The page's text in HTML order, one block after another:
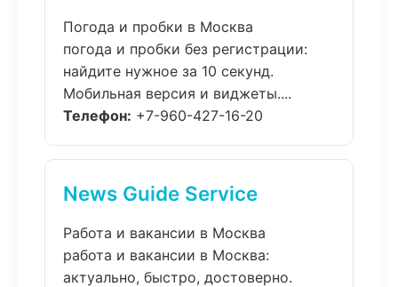
Погода и пробки в Москва
погода и пробки без регистрации:
найдите нужное за 10 секунд.
Мобильная версия и виджеты....
Телефон: +7-960-427-16-20
News Guide Service
Работа и вакансии в Москва
работа и вакансии в Москва:
актуально, быстро, достоверно.